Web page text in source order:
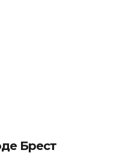
Брест